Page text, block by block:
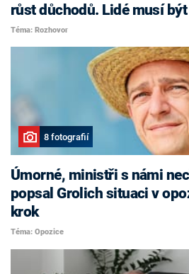
růst důchodů. Lidé musí
Téma: Rozhovor
8 fotografií
Úmorné, ministři s námi
popsal Grolich situaci v
krok
Téma: Opozice